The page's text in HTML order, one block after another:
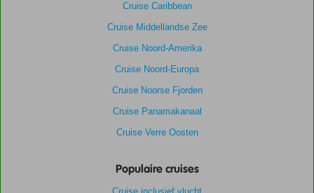
Cruise Caribbean
Cruise Middellandse Zee
Cruise Noord-Amerika
Cruise Noord-Europa
Cruise Noorse Fjorden
Cruise Panamakanaal
Cruise Verre Oosten
Populaire cruises